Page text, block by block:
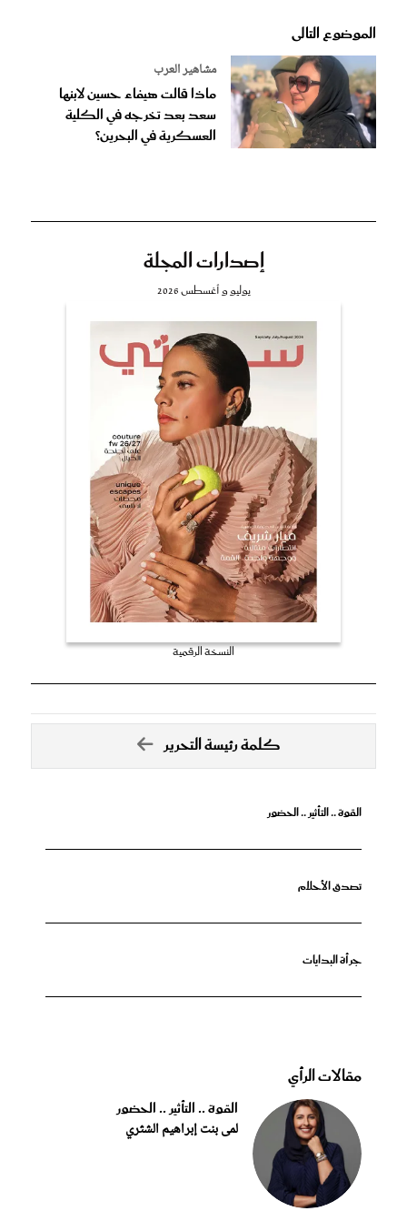
الموضوع التالى
مشاهير العرب
ماذا قالت هيفاء حسين لابنها
سعد بعد تخرجه في الكلية
العسكرية في البحرين؟
إصدارات المجلة
يوليو و أغسطس 2026
النسخة الرقمية
كلمة رئيسة التحرير
القوة .. التأثير .. الحضور
تصدق الأحلام
جرأة البدايات
مقالات الرأي
القوة .. التأثير .. الحضور
لمى بنت إبراهيم الشثري